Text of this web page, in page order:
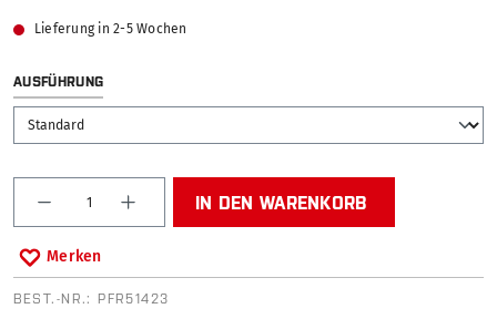
Lieferung in 2-5 Wochen
AUSFÜHRUNGAUSWÄHLEN
Produkt Anzahl: Gib den gewünschten Wert ein
IN DEN WARENKORB
Merken
BEST.-NR.: PFR51423